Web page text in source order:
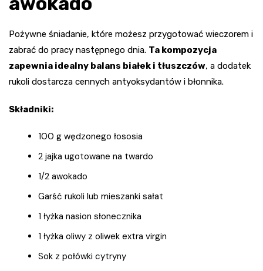
Pożywne śniadanie, które możesz przygotować wieczorem i
zabrać do pracy następnego dnia. Ta kompozycja
zapewnia idealny balans białek i tłuszczów, a dodatek
rukoli dostarcza cennych antyoksydantów i błonnika.
Składniki:
100 g wędzonego łososia
2 jajka ugotowane na twardo
1/2 awokado
Garść rukoli lub mieszanki sałat
1 łyżka nasion słonecznika
1 łyżka oliwy z oliwek extra virgin
Sok z połówki cytryny